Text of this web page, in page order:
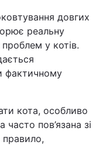
довгих
реальну
у котів.
фактичному
кота, особливо
пов’язана зі